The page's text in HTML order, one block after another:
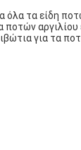
όλα τα είδη
για τα